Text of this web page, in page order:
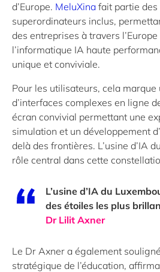
d’Europe. MeluXina fait partie
superordinateurs inclus,
des entreprises à travers l’Europe
l’informatique IA haute
unique et conviviale.
Pour les utilisateurs, cela marque
d’interfaces complexes en ligne
écran convivial permettant une
simulation et un développement
delà des frontières. L’usine d’IA
rôle central dans cette
L’usine d’IA du
des étoiles les plus
Dr Lilit Axner
Le Dr Axner a également
stratégique de l’éducation,